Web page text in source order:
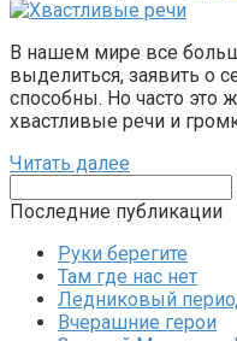
В нашем мире все
выделиться, заявить о
способны. Но часто это
хвастливые речи и
Читать далее
Последние публикации
Руки берегите
Там где нас нет
Ледниковый
Вчерашние герои